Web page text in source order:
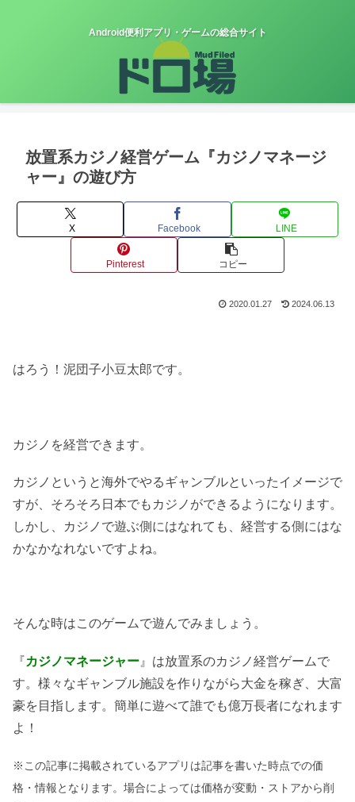
Android便利アプリ・ゲームの総合サイト
放置系カジノ経営ゲーム『カジノマネージ
ャー』の遊び方
X Facebook LINE
Pinterest コピー
2020.01.27 2024.06.13
はろう！泥団子小豆太郎です。
カジノを経営できます。
カジノというと海外でやるギャンブルといったイメージで
すが、そろそろ日本でもカジノができるようになります。
しかし、カジノで遊ぶ側にはなれても、経営する側にはな
かなかなれないですよね。
そんな時はこのゲームで遊んでみましょう。
『カジノマネージャー 』は放置系のカジノ経営ゲームで
す。様々なギャンブル施設を作りながら大金を稼ぎ、大富
豪を目指します。簡単に遊べて誰でも億万長者になれます
よ！
※この記事に掲載されているアプリは記事を書いた時点での価
格・情報となります。場合によっては価格が変動・ストアから削